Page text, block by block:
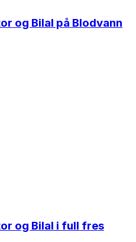
og Bilal på Blodvann
og Bilal i full fres